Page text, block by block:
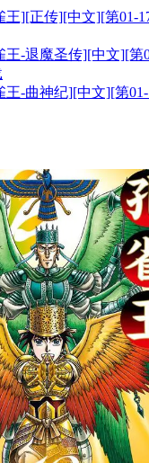
王][正传][中文][第01-
王-退魔圣传][中文][第
王-曲神纪][中文][第